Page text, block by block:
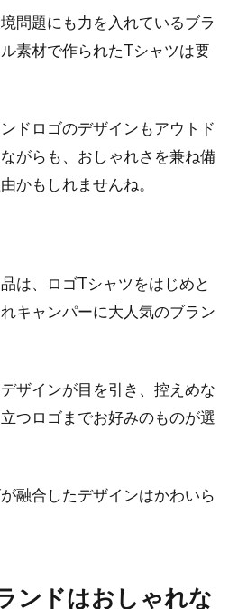
問題にも力を入れているブラ
素材で作られたTシャツは要
ドロゴのデザインもアウトド
がらも、おしゃれさを兼ね備
かもしれませんね。
は、ロゴTシャツをはじめと
キャンパーに大人気のブラン
ザインが目を引き、控えめな
つロゴまでお好みのものが選
融合したデザインはかわいら
ンドはおしゃれな